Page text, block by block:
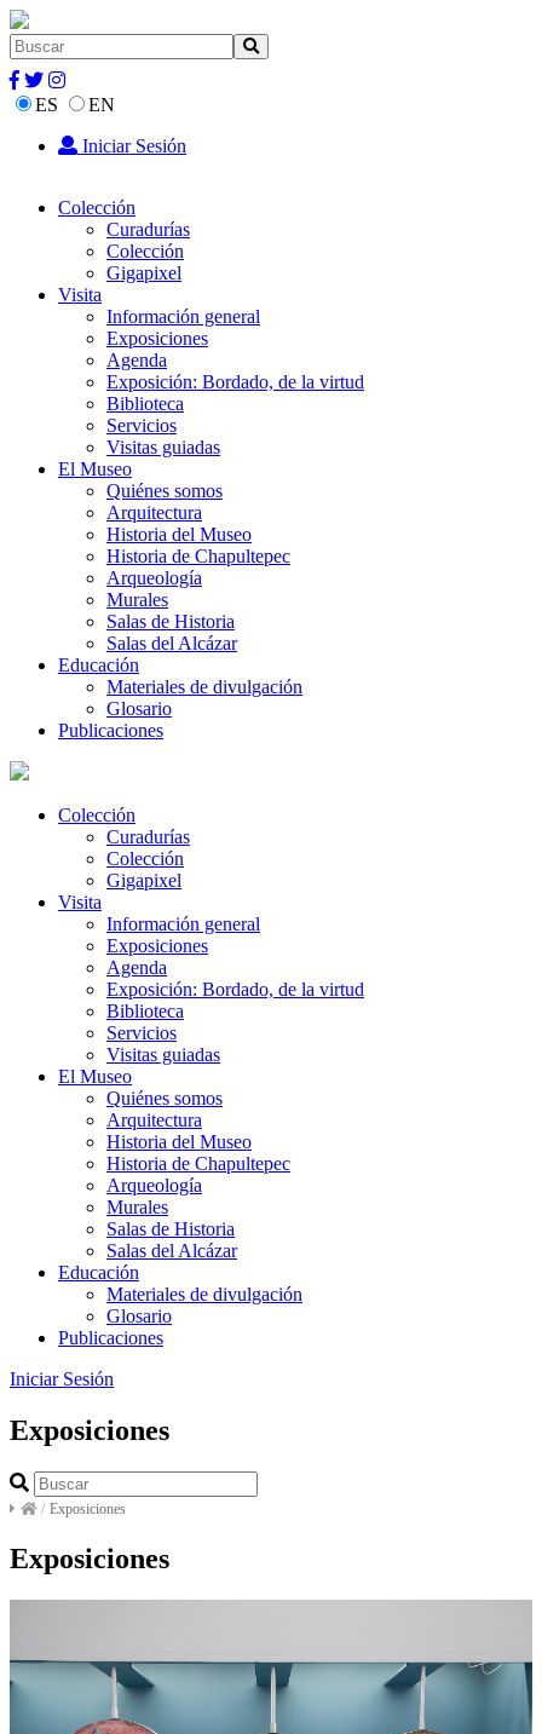
ES
EN
Iniciar Sesión
Colección
Curadurías
Colección
Gigapixel
Visita
Información general
Exposiciones
Agenda
Exposición: Bordado, de la virtud
Biblioteca
Servicios
Visitas guiadas
El Museo
Quiénes somos
Arquitectura
Historia del Museo
Historia de Chapultepec
Arqueología
Murales
Salas de Historia
Salas del Alcázar
Educación
Materiales de divulgación
Glosario
Publicaciones
Colección
Curadurías
Colección
Gigapixel
Visita
Información general
Exposiciones
Agenda
Exposición: Bordado, de la virtud
Biblioteca
Servicios
Visitas guiadas
El Museo
Quiénes somos
Arquitectura
Historia del Museo
Historia de Chapultepec
Arqueología
Murales
Salas de Historia
Salas del Alcázar
Educación
Materiales de divulgación
Glosario
Publicaciones
Iniciar Sesión
Exposiciones
/ Exposiciones
Exposiciones